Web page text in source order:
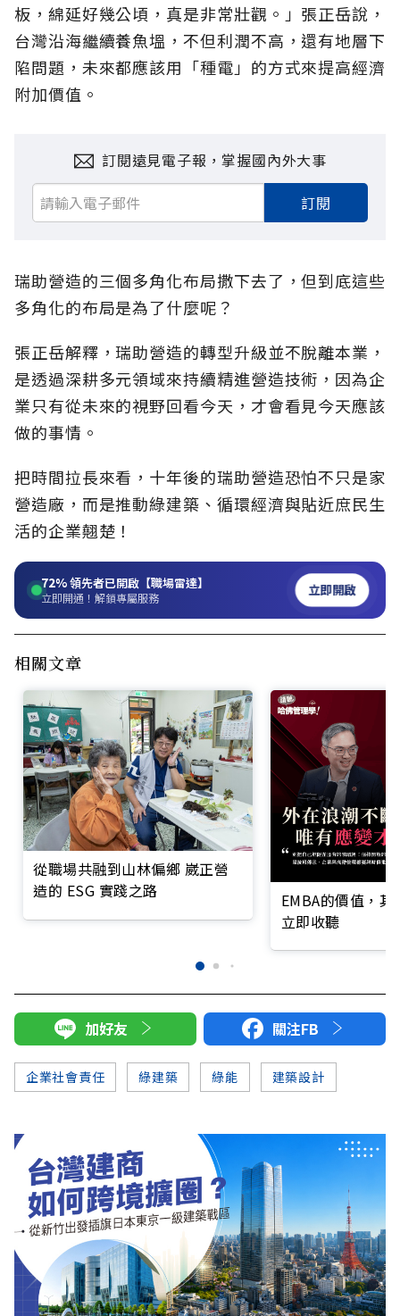
板，綿延好幾公頃，真是非常壯觀。」張正岳說，
台灣沿海繼續養魚塭，不但利潤不高，還有地層下
陷問題，未來都應該用「種電」的方式來提高經濟
附加價值。
訂閱遠見電子報，掌握國內外大事
訂閱
瑞助營造的三個多角化布局撒下去了，但到底這些
多角化的布局是為了什麼呢？
張正岳解釋，瑞助營造的轉型升級並不脫離本業，
是透過深耕多元領域來持續精進營造技術，因為企
業只有從未來的視野回看今天，才會看見今天應該
做的事情。
把時間拉長來看，十年後的瑞助營造恐怕不只是家
營造廠，而是推動綠建築、循環經濟與貼近庶民生
活的企業翹楚！
72%領先者已開啟【職場雷達】
立即開通！解鎖專屬服務 立即開啟
相關文章
從職場共融到山林偏鄉 崴正營
造的 ESG 實踐之路
EMBA的價值，
立即收聽
加好友 關注FB
企業社會責任 綠建築 綠能 建築設計